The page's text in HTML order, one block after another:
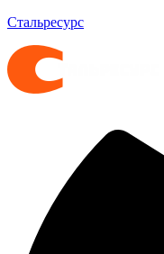
Стальресурс